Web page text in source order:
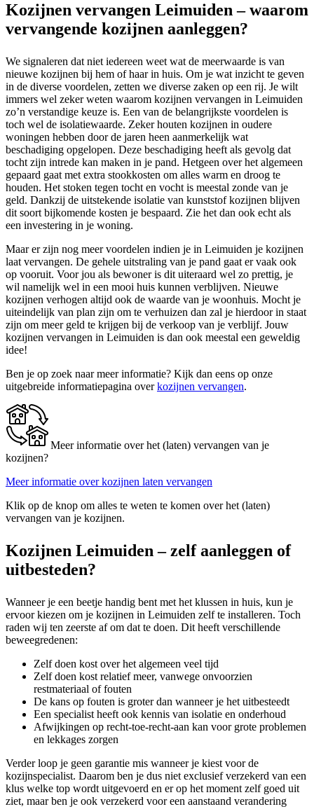
Kozijnen vervangen Leimuiden – waarom
vervangende kozijnen aanleggen?
We signaleren dat niet iedereen weet wat de meerwaarde is van
nieuwe kozijnen bij hem of haar in huis. Om je wat inzicht te geven
in de diverse voordelen, zetten we diverse zaken op een rij. Je wilt
immers wel zeker weten waarom kozijnen vervangen in Leimuiden
zo’n verstandige keuze is. Een van de belangrijkste voordelen is
toch wel de isolatiewaarde. Zeker houten kozijnen in oudere
woningen hebben door de jaren heen aanmerkelijk wat
beschadiging opgelopen. Deze beschadiging heeft als gevolg dat
tocht zijn intrede kan maken in je pand. Hetgeen over het algemeen
gepaard gaat met extra stookkosten om alles warm en droog te
houden. Het stoken tegen tocht en vocht is meestal zonde van je
geld. Dankzij de uitstekende isolatie van kunststof kozijnen blijven
dit soort bijkomende kosten je bespaard. Zie het dan ook echt als
een investering in je woning.
Maar er zijn nog meer voordelen indien je in Leimuiden je kozijnen
laat vervangen. De gehele uitstraling van je pand gaat er vaak ook
op vooruit. Voor jou als bewoner is dit uiteraard wel zo prettig, je
wil namelijk wel in een mooi huis kunnen verblijven. Nieuwe
kozijnen verhogen altijd ook de waarde van je woonhuis. Mocht je
uiteindelijk van plan zijn om te verhuizen dan zal je hierdoor in staat
zijn om meer geld te krijgen bij de verkoop van je verblijf. Jouw
kozijnen vervangen in Leimuiden is dan ook meestal een geweldig
idee!
Ben je op zoek naar meer informatie? Kijk dan eens op onze
uitgebreide informatiepagina overkozijnen vervangen.
Meer informatie over het (laten) vervangen van je
kozijnen?
Meer informatie over kozijnen laten vervangen
Klik op de knop om alles te weten te komen over het (laten)
vervangen van je kozijnen.
Kozijnen Leimuiden – zelf aanleggen of
uitbesteden?
Wanneer je een beetje handig bent met het klussen in huis, kun je
ervoor kiezen om je kozijnen in Leimuiden zelf te installeren. Toch
raden wij ten zeerste af om dat te doen. Dit heeft verschillende
beweegredenen:
Zelf doen kost over het algemeen veel tijd
Zelf doen kost relatief meer, vanwege onvoorzien
restmateriaal of fouten
De kans op fouten is groter dan wanneer je het uitbesteedt
Een specialist heeft ook kennis van isolatie en onderhoud
Afwijkingen op recht-toe-recht-aan kan voor grote problemen
en lekkages zorgen
Verder loop je geen garantie mis wanneer je kiest voor de
kozijnspecialist. Daarom ben je dus niet exclusief verzekerd van een
klus welke top wordt uitgevoerd en er op het moment zelf goed uit
ziet, maar ben je ook verzekerd voor een aanstaand verandering